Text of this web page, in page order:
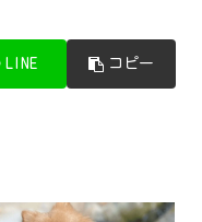
LINE コピー